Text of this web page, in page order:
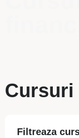
Cursuri
Filtreaza